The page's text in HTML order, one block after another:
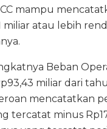
mampu
miliar atau lebih
Beban
miliar dari
mencatatkan
tercatat minus